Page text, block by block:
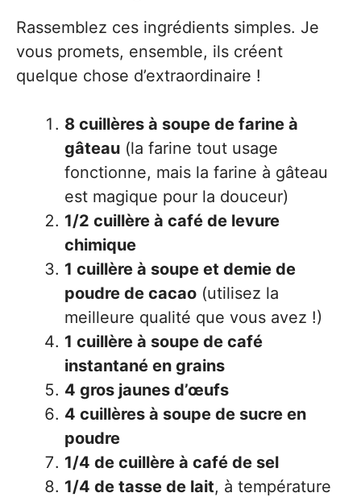
Rassemblez ces ingrédients simples. Je
vous promets, ensemble, ils créent
quelque chose d’extraordinaire !
8 cuillères à soupe de farine à
gâteau (la farine tout usage
fonctionne, mais la farine à gâteau
est magique pour la douceur)
1/2 cuillère à café de levure
chimique
1 cuillère à soupe et demie de
poudre de cacao (utilisez la
meilleure qualité que vous avez !)
1 cuillère à soupe de café
instantané en grains
4 gros jaunes d’œufs
4 cuillères à soupe de sucre en
poudre
1/4 de cuillère à café de sel
1/4 de tasse de lait, à température